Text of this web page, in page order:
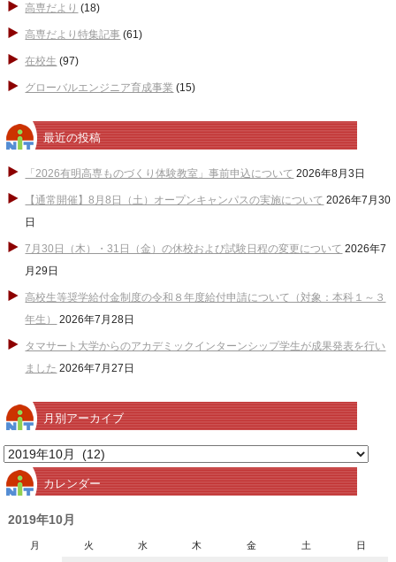
高専だより (18)
高専だより特集記事 (61)
在校生 (97)
グローバルエンジニア育成事業 (15)
最近の投稿
「2026有明高専ものづくり体験教室」事前申込について 2026年8月3日
【通常開催】8月8日（土）オープンキャンパスの実施について 2026年7月30
日
7月30日（木）・31日（金）の休校および試験日程の変更について 2026年7
月29日
高校生等奨学給付金制度の令和８年度給付申請について（対象：本科１～３
年生）
2026年7月28日
タマサート大学からのアカデミックインターンシップ学生が成果発表を行い
ました 2026年7月27日
月別アーカイブ
月
別
ア
ー
カレンダー
2019年10月
月 火 水 木 金 土 日